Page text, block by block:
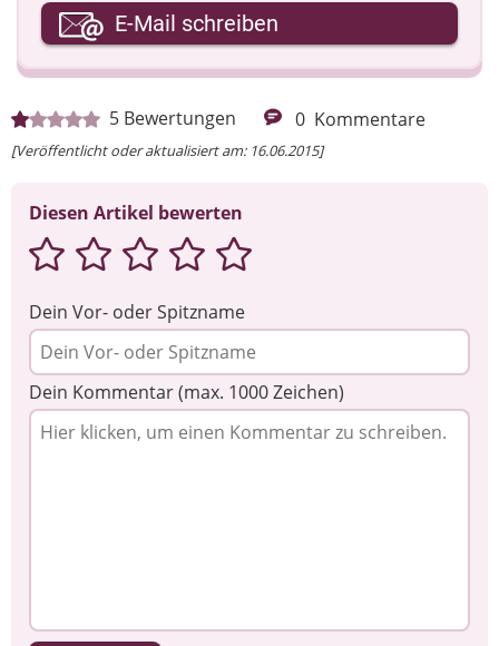
5 Bewertungen 0 Kommentare
[Veröffentlicht oder aktualisiert am: 16.06.2015]
Diesen Artikel bewerten
Dein Vor- oder Spitzname
Dein Kommentar (max. 1000 Zeichen)
Ihre E-Mail-Adresse
Ihre Nachricht
E-Mail schreiben